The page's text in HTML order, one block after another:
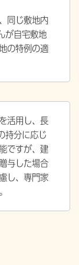
同じ敷地内
が自宅敷地
の特例の適
活用し、長
持分に応じ
ですが、建
与した場合
し、専門家